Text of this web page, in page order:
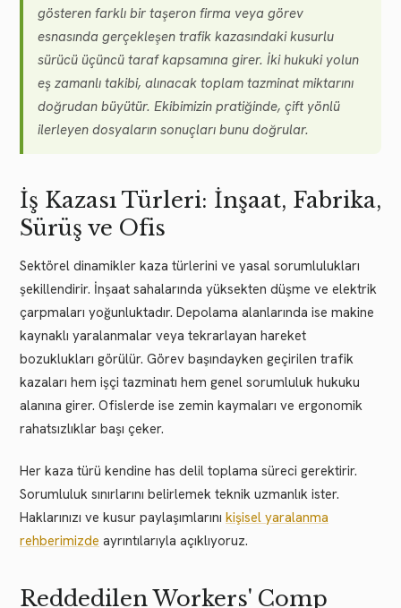
gösteren farklı bir taşeron firma veya görev
esnasında gerçekleşen trafik kazasındaki kusurlu
sürücü üçüncü taraf kapsamına girer. İki hukuki yolun
eş zamanlı takibi, alınacak toplam tazminat miktarını
doğrudan büyütür. Ekibimizin pratiğinde, çift yönlü
ilerleyen dosyaların sonuçları bunu doğrular.
İş Kazası Türleri: İnşaat, Fabrika,
Sürüş ve Ofis
Sektörel dinamikler kaza türlerini ve yasal sorumlulukları
şekillendirir. İnşaat sahalarında yüksekten düşme ve elektrik
çarpmaları yoğunluktadır. Depolama alanlarında ise makine
kaynaklı yaralanmalar veya tekrarlayan hareket
bozuklukları görülür. Görev başındayken geçirilen trafik
kazaları hem işçi tazminatı hem genel sorumluluk hukuku
alanına girer. Ofislerde ise zemin kaymaları ve ergonomik
rahatsızlıklar başı çeker.
Her kaza türü kendine has delil toplama süreci gerektirir.
Sorumluluk sınırlarını belirlemek teknik uzmanlık ister.
Haklarınızı ve kusur paylaşımlarını kişisel yaralanma
rehberimizde ayrıntılarıyla açıklıyoruz.
Reddedilen Workers' Comp